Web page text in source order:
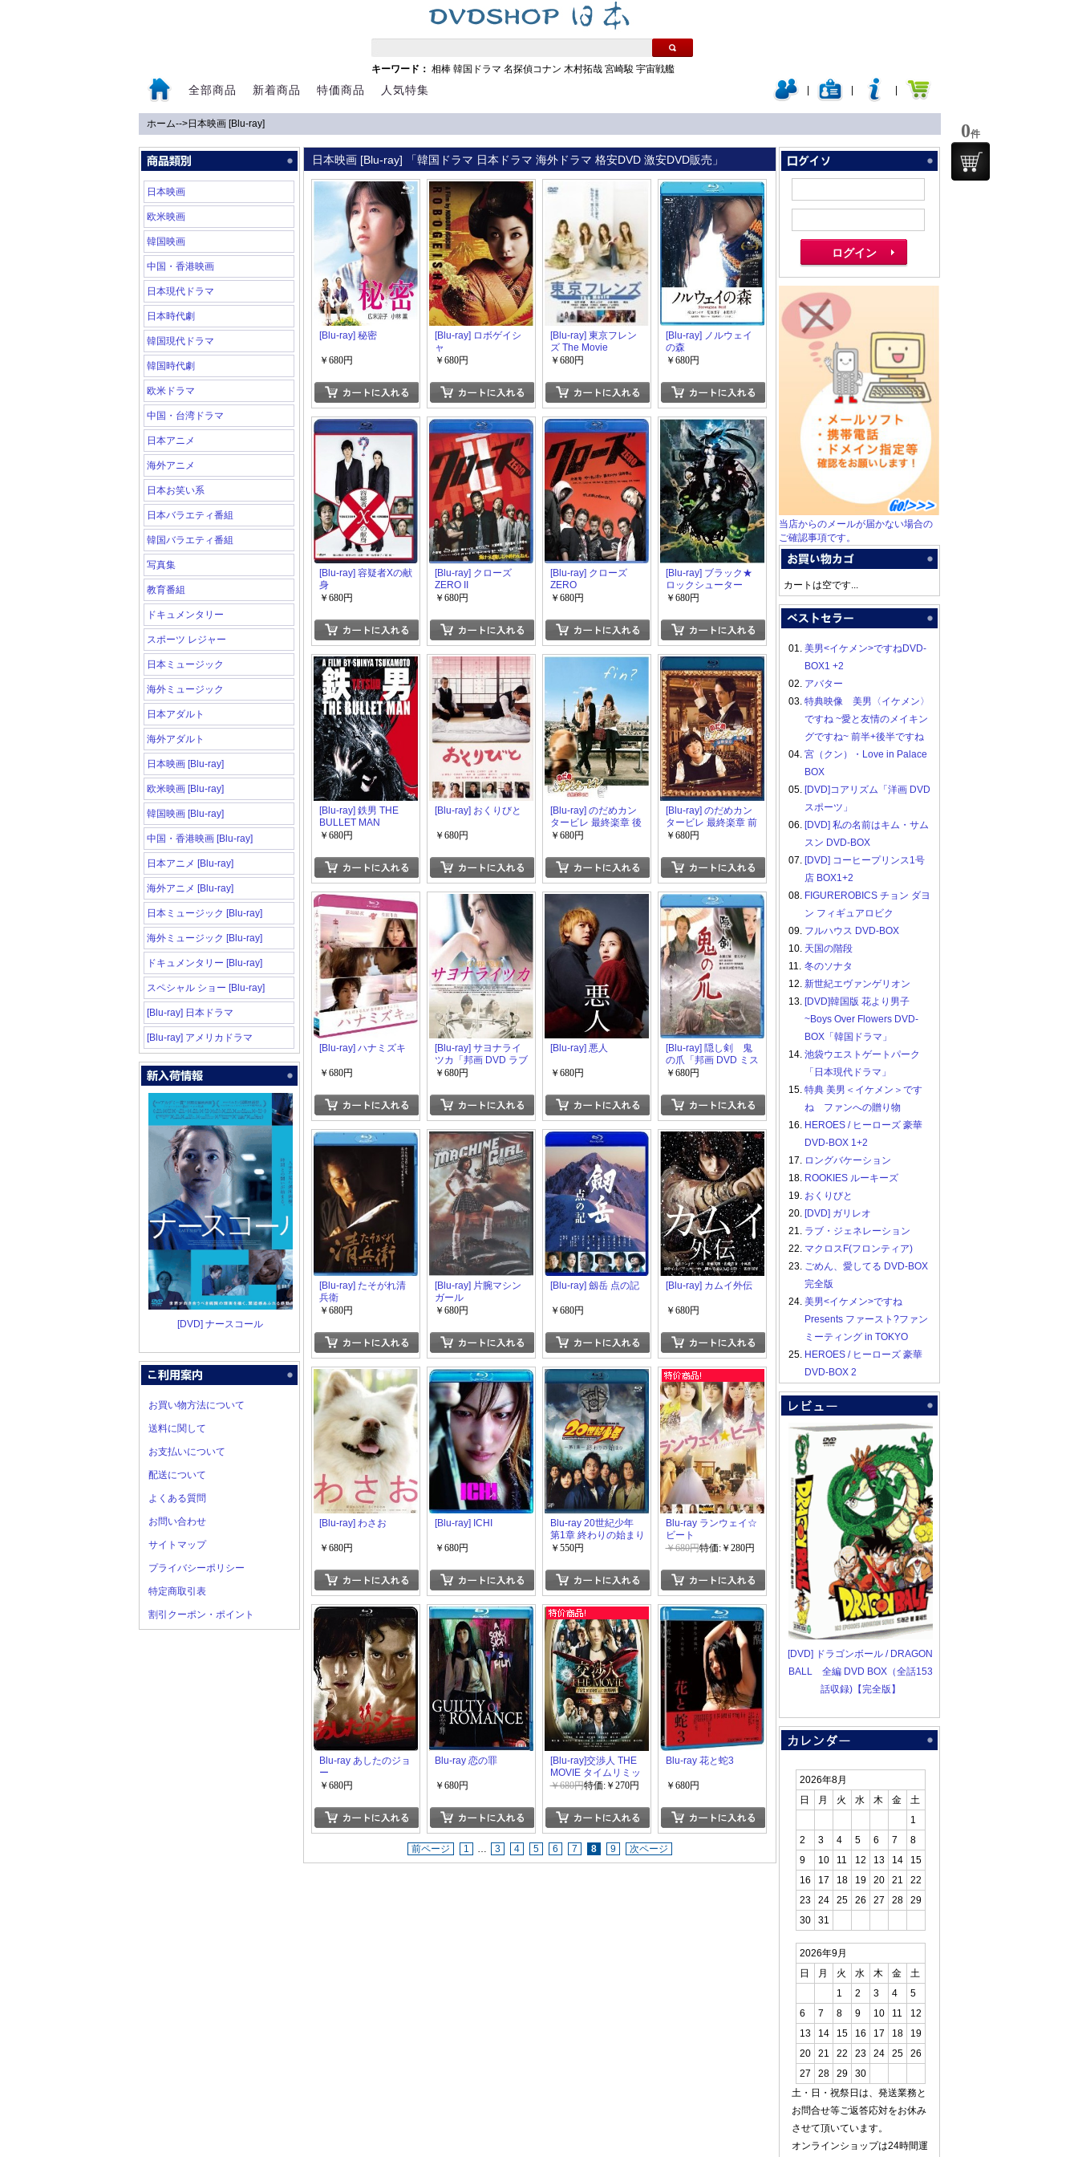
キーワード： 相棒 韓国ドラマ 名探偵コナン 木村拓哉 宮崎駿 宇宙戦艦
全部商品 新着商品 特価商品 人気特集
ホーム-->日本映画 [Blu-ray]
日本映画
欧米映画
韓国映画
中国・香港映画
日本現代ドラマ
日本時代劇
韓国現代ドラマ
韓国時代劇
欧米ドラマ
中国・台湾ドラマ
日本アニメ
海外アニメ
日本お笑い系
日本バラエティ番組
韓国バラエティ番組
写真集
教育番組
ドキュメンタリー
スポーツ レジャー
日本ミュージック
海外ミュージック
日本アダルト
海外アダルト
日本映画 [Blu-ray]
欧米映画 [Blu-ray]
韓国映画 [Blu-ray]
中国・香港映画 [Blu-ray]
日本アニメ [Blu-ray]
海外アニメ [Blu-ray]
日本ミュージック [Blu-ray]
海外ミュージック [Blu-ray]
ドキュメンタリー [Blu-ray]
スペシャル ショー [Blu-ray]
[Blu-ray] 日本ドラマ
[Blu-ray] アメリカドラマ
[DVD] ナースコール
お買い物方法について
送料に関して
お支払いについて
配送について
よくある質問
お問い合わせ
サイトマップ
プライバシーポリシー
特定商取引表
割引クーポン・ポイント
日本映画 [Blu-ray] 「韓国ドラマ 日本ドラマ 海外ドラマ 格安DVD 激安DVD販売」
[Blu-ray] 秘密
￥680円
[Blu-ray] ロボゲイシ
ャ
￥680円
[Blu-ray] 東京フレン
ズ The Movie
￥680円
[Blu-ray] ノルウェイ
の森
￥680円
[Blu-ray] 容疑者Xの献
身
￥680円
[Blu-ray] クローズ
ZERO II
￥680円
[Blu-ray] クローズ
ZERO
￥680円
[Blu-ray] ブラック★
ロックシューター
￥680円
[Blu-ray] 鉄男 THE
BULLET MAN
￥680円
[Blu-ray] おくりびと
￥680円
[Blu-ray] のだめカン
タービレ 最終楽章 後
編
￥680円
[Blu-ray] のだめカン
タービレ 最終楽章 前
編
￥680円
[Blu-ray] ハナミズキ
￥680円
[Blu-ray] サヨナライ
ツカ「邦画 DVD ラブ
ストーリ」
￥680円
[Blu-ray] 悪人
￥680円
[Blu-ray] 隠し剣 鬼
の爪「邦画 DVD ミス
テリー・サスペン
￥680円
[Blu-ray] たそがれ清
兵衛
￥680円
[Blu-ray] 片腕マシン
ガール
￥680円
[Blu-ray] 劔岳 点の記
￥680円
[Blu-ray] カムイ外伝
￥680円
[Blu-ray] わさお
￥680円
[Blu-ray] ICHI
￥680円
Blu-ray 20世紀少年
第1章 終わりの始まり
￥550円
Blu-ray ランウェイ☆
ビート
￥680円特価:￥280円
Blu-ray あしたのジョ
ー
￥680円
Blu-ray 恋の罪
￥680円
[Blu-ray]交渉人 THE
MOVIE タイムリミッ
ト 高度10,000mの頭
￥680円特価:￥270円
Blu-ray 花と蛇3
￥680円
前ページ 1 … 3 4 5 6 7 8 9 次ページ
当店からのメールが届かない場合の
ご確認事項です。
カートは空です...
01. 美男<イケメン>ですねDVD-
BOX1 +2
02. アバター
03. 特典映像 美男〈イケメン〉
ですね ~愛と友情のメイキン
グですね~ 前半+後半ですね
04. 宮（クン）・Love in Palace
BOX
05. [DVD]コアリズム「洋画 DVD
スポーツ」
06. [DVD] 私の名前はキム・サム
スン DVD-BOX
07. [DVD] コーヒープリンス1号
店 BOX1+2
08. FIGUREROBICS チョン ダヨ
ン フィギュアロビク
09. フルハウス DVD-BOX
10. 天国の階段
11. 冬のソナタ
12. 新世紀エヴァンゲリオン
13. [DVD]韓国版 花より男子
~Boys Over Flowers DVD-
BOX「韓国ドラマ」
14. 池袋ウエストゲートパーク
「日本現代ドラマ」
15. 特典 美男＜イケメン＞です
ね ファンへの贈り物
16. HEROES / ヒーローズ 豪華
DVD-BOX 1+2
17. ロングバケーション
18. ROOKIES ルーキーズ
19. おくりびと
20. [DVD] ガリレオ
21. ラブ・ジェネレーション
22. マクロスF(フロンティア)
23. ごめん、愛してる DVD-BOX
完全版
24. 美男<イケメン>ですね
Presents ファースト?ファン
ミーティング in TOKYO
25. HEROES / ヒーローズ 豪華
DVD-BOX 2
[DVD] ドラゴンボール / DRAGON
BALL 全編 DVD BOX（全話153
話収録)【完全版】
2026年8月
日
月 火 水 木 金
土
1
2
3 4 5 6 7
8
9
10 11 12 13 14
15
16
17 18 19 20 21
22
23
24 25 26 27 28
29
30
31
2026年9月
日
月 火 水 木 金
土
1
2 3 4
5
6
7 8 9 10 11
12
13
14 15 16 17 18
19
20
21 22 23 24 25
26
27
28 29
30
土・日・祝祭日は、発送業務と
お問合せ等ご返答応対をお休み
させて頂いています。
オンラインショップは24時間運
0件
0